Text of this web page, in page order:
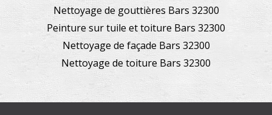
Nettoyage de gouttières Bars 32300
Peinture sur tuile et toiture Bars 32300
Nettoyage de façade Bars 32300
Nettoyage de toiture Bars 32300